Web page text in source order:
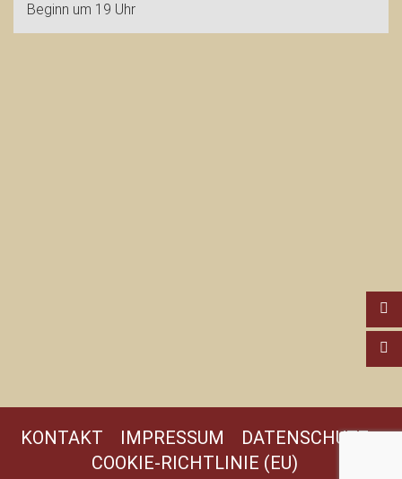
Beginn um 19 Uhr
KONTAKT IMPRESSUM
DATENSCHUTZ
COOKIE-RICHTLINIE (EU)